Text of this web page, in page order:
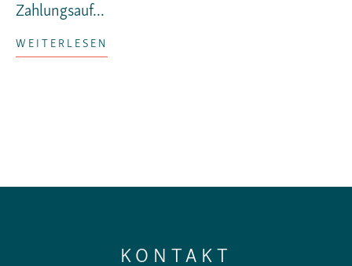
Zahlungsauf...
WEITERLESEN
KONTAKT